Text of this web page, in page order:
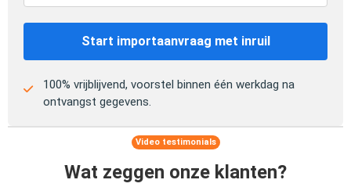
Start importaanvraag met inruil
100% vrijblijvend, voorstel binnen één werkdag na
ontvangst gegevens.
Video testimonials
Wat zeggen onze klanten?